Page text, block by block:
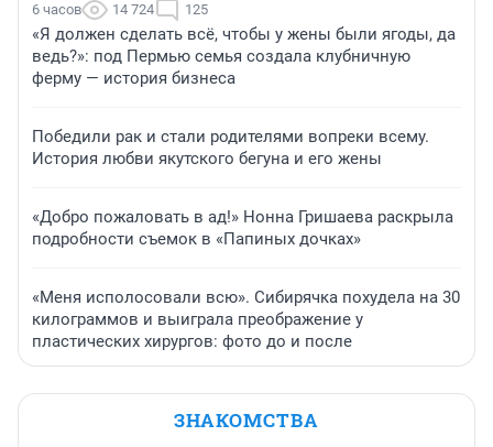
6 часов 14 724 125
«Я должен сделать всё, чтобы у жены были ягоды, да
ведь?»: под Пермью семья создала клубничную
ферму — история бизнеса
Победили рак и стали родителями вопреки всему.
История любви якутского бегуна и его жены
«Добро пожаловать в ад!» Нонна Гришаева раскрыла
подробности съемок в «Папиных дочках»
«Меня исполосовали всю». Сибирячка похудела на 30
килограммов и выиграла преображение у
пластических хирургов: фото до и после
ЗНАКОМСТВА